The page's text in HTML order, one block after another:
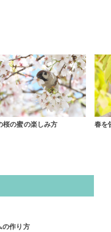
桜の蜜の楽しみ方 春を
の作り方